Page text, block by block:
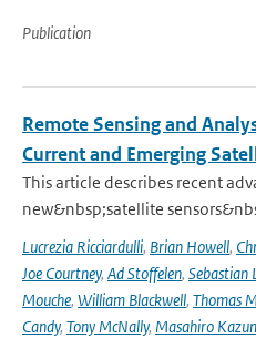
Publication
Remote Sensing and
Current and Emerging
This article describes recent
new&nbsp;satellite
Lucrezia Ricciardulli, Brian Howell,
Joe Courtney, Ad Stoffelen, Sebastian
Mouche, William Blackwell, Thomas
Candy, Tony McNally, Masahiro